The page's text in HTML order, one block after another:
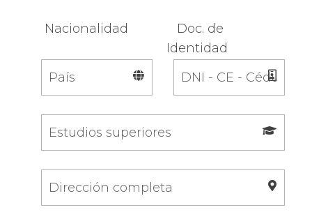
Nacionalidad
Doc. de
Identidad